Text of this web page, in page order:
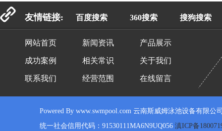
友情链接: 百度搜索 360搜索 搜狗搜索
网站首页 新闻资讯 产品展示
成功案例 相关常识 关于我们
联系我们 经营范围 在线留言
Powered By www.swmpool.com 云南斯威姆泳池设备有限公
统一社会信用代码：91530111MA6N9UQ056 滇ICP备